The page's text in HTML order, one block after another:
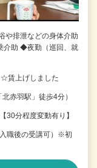
排泄などの身体介助
介助 ◆夜勤（巡回、就
賃上げしました
赤羽駅」徒歩4分）
30分程度変動有り】
職後の受講可）※初